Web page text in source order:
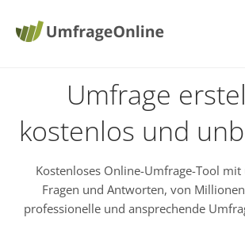
Umfrage
kostenlos und
Kostenloses Online-Umfrage-Tool mit
Fragen und Antworten, von
professionelle und ansprechende